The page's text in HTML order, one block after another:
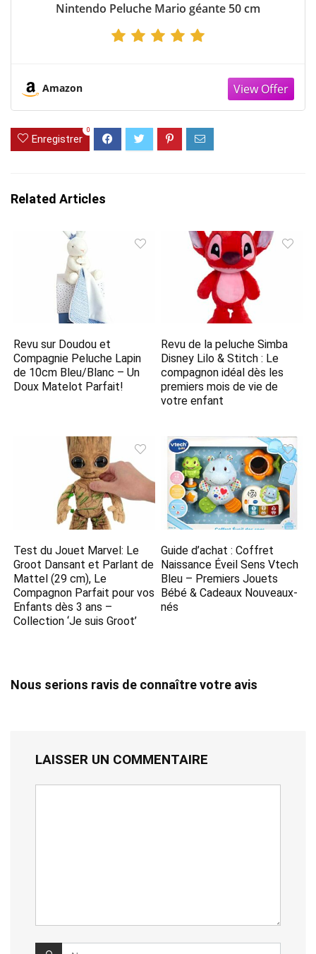
Nintendo Peluche Mario géante 50 cm
Amazon
Enregistrer
0
Related Articles
Revu sur Doudou et
Compagnie Peluche Lapin
de 10cm Bleu/Blanc – Un
Doux Matelot Parfait!
Revu de la peluche Simba
Disney Lilo & Stitch : Le
compagnon idéal dès les
premiers mois de vie de
votre enfant
Test du Jouet Marvel: Le
Groot Dansant et Parlant de
Mattel (29 cm), Le
Compagnon Parfait pour vos
Enfants dès 3 ans –
Collection ‘Je suis Groot’
Guide d’achat : Coffret
Naissance Éveil Sens Vtech
Bleu – Premiers Jouets
Bébé & Cadeaux Nouveaux-
nés
Nous serions ravis de connaître votre avis
LAISSER UN COMMENTAIRE